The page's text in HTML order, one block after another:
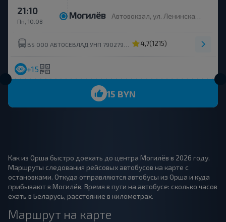
Пн, 10.08
21:10 Могилёв Автовокзал, ул. Ленинская 93
4,7(1215)
+15
15 BYN
Как из Орша быстро доехать до центра Могилёв в 2026 году.
Маршруты следования рейсовых автобусов на карте с
остановками. Откуда отправляются автобусы из Орша и куда
прибывают в Могилёв. Время в пути на автобусе: сколько часов
ехать в Беларусь, расстояние в километрах.
Маршрут на карте